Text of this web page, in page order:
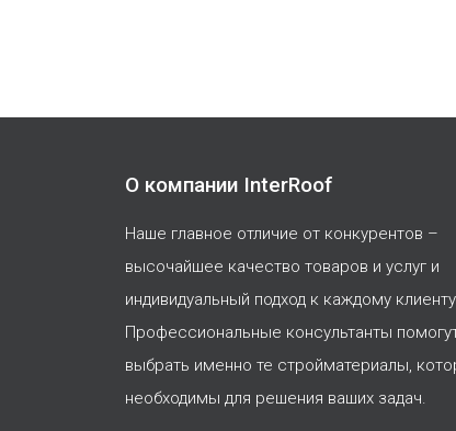
О компании InterRoof
Наше главное отличие от конкурентов –
высочайшее качество товаров и услуг и
индивидуальный подход к каждому
Профессиональные консультанты
выбрать именно те стройматериалы,
необходимы для решения ваших задач.